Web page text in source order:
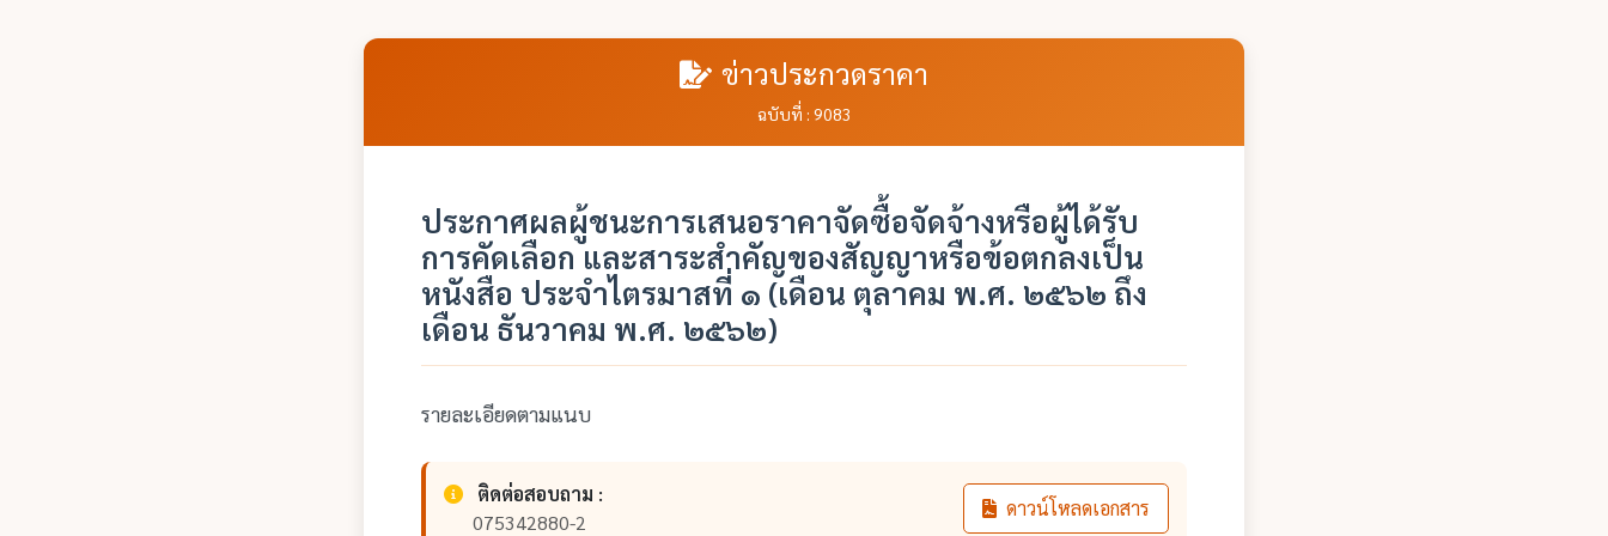
ข่าวประกวดราคา
ฉบับที่ : 9083
ประกาศผลผู้ชนะการเสนอราคาจัดซื้อจัดจ้างหรือผู้ได้รับ
การคัดเลือก และสาระสำคัญของสัญญาหรือข้อตกลงเป็น
หนังสือ ประจำไตรมาสที่ ๑ (เดือน ตุลาคม พ.ศ. ๒๕๖๒ ถึง
เดือน ธันวาคม พ.ศ. ๒๕๖๒)
รายละเอียดตามแนบ
ติดต่อสอบถาม :
075342880-2
ดาวน์โหลดเอกสาร